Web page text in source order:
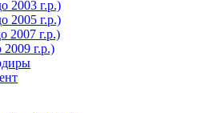
2003 г.р.)
2005 г.р.)
2007 г.р.)
г.р.)